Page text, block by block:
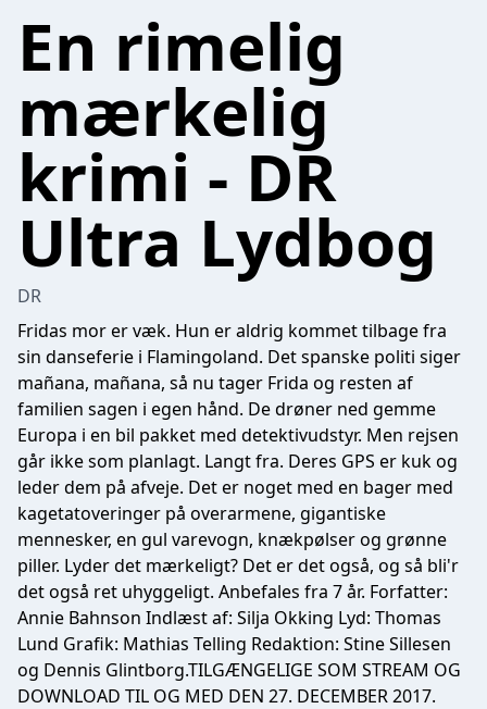
En rimelig
mærkelig
krimi - DR
Ultra Lydbog
DR
Fridas mor er væk. Hun er aldrig kommet tilbage fra
sin danseferie i Flamingoland. Det spanske politi siger
mañana, mañana, så nu tager Frida og resten af
familien sagen i egen hånd. De drøner ned gemme
Europa i en bil pakket med detektivudstyr. Men rejsen
går ikke som planlagt. Langt fra. Deres GPS er kuk og
leder dem på afveje. Det er noget med en bager med
kagetatoveringer på overarmene, gigantiske
mennesker, en gul varevogn, knækpølser og grønne
piller. Lyder det mærkeligt? Det er det også, og så bli'r
det også ret uhyggeligt. Anbefales fra 7 år. Forfatter:
Annie Bahnson Indlæst af: Silja Okking Lyd: Thomas
Lund Grafik: Mathias Telling Redaktion: Stine Sillesen
og Dennis Glintborg.TILGÆNGELIGE SOM STREAM OG
DOWNLOAD TIL OG MED DEN 27. DECEMBER 2017.